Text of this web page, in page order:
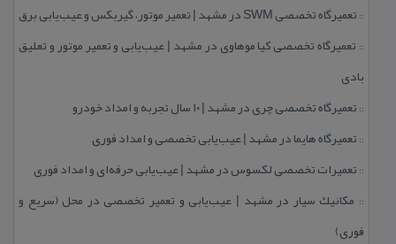
:: تعمیرگاه تخصصی SWM در مشهد | تعمیر موتور، گیربكس و عیب‌یابی برق
:: تعمیرگاه تخصصی كیا موهاوی در مشهد | عیب‌یابی و تعمیر موتور و تعلیق
بادی
:: تعمیرگاه تخصصی چری در مشهد | ۱۰ سال تجربه و امداد خودرو
:: تعمیرگاه هایما در مشهد | عیب‌یابی تخصصی و امداد فوری
:: تعمیرات تخصصی لكسوس در مشهد | عیب‌یابی حرفه‌ای و امداد فوری
:: مكانیك سیار در مشهد | عیب‌یابی و تعمیر تخصصی در محل (سریع و
فوری)